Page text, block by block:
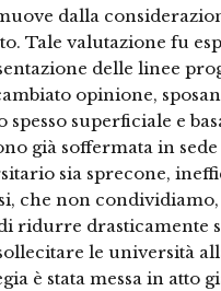
dalla
Tale valutazione fu
delle linee
opinione,
superficiale e
già soffermata in sede
sia sprecone,
che non
ridurre drasticamente
le università
è stata messa in atto